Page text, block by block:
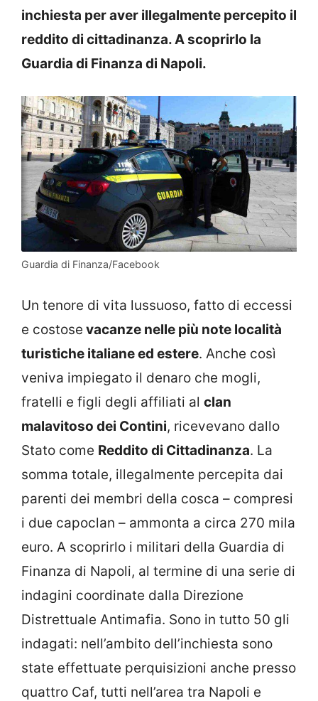
inchiesta per aver illegalmente percepito il
reddito di cittadinanza. A scoprirlo la
Guardia di Finanza di Napoli.
Guardia di Finanza/Facebook
Un tenore di vita lussuoso, fatto di eccessi
e costose vacanze nelle più note località
turistiche italiane ed estere. Anche così
veniva impiegato il denaro che mogli,
fratelli e figli degli affiliati al clan
malavitoso dei Contini, ricevevano dallo
Stato come Reddito di Cittadinanza. La
somma totale, illegalmente percepita dai
parenti dei membri della cosca – compresi
i due capoclan – ammonta a circa 270 mila
euro. A scoprirlo i militari della Guardia di
Finanza di Napoli, al termine di una serie di
indagini coordinate dalla Direzione
Distrettuale Antimafia. Sono in tutto 50 gli
indagati: nell’ambito dell’inchiesta sono
state effettuate perquisizioni anche presso
quattro Caf, tutti nell’area tra Napoli e